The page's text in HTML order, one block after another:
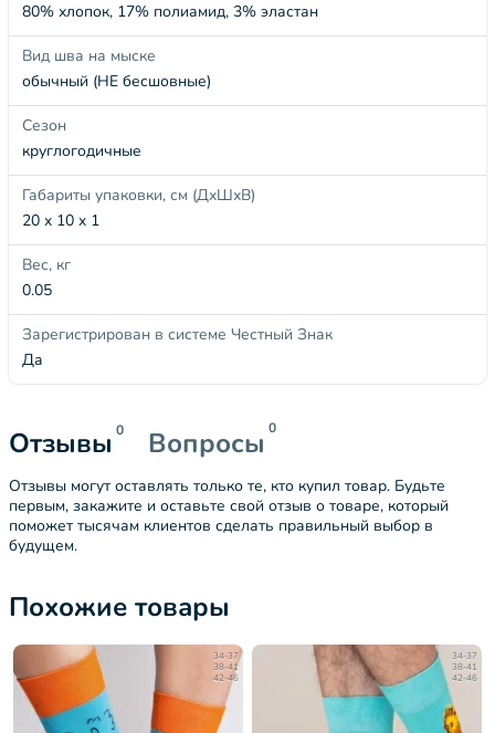
80% хлопок, 17% полиамид, 3% эластан
Вид шва на мыске
обычный (НЕ бесшовные)
Сезон
круглогодичные
Габариты упаковки, см (ДхШхВ)
20 x 10 x 1
Вес, кг
0.05
Зарегистрирован в системе Честный Знак
Да
Отзывы 0 Вопросы 0
Отзывы могут оставлять только те, кто купил товар. Будьте
первым, закажите и оставьте свой отзыв о товаре, который
поможет тысячам клиентов сделать правильный выбор в
будущем.
Похожие товары
34-37
38-41
42-46
34-37
38-41
42-46